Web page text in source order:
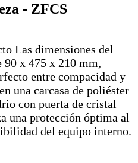
- ZFCS
Las dimensiones del
x 475 x 210 mm,
entre compacidad y
una carcasa de poliéster
con puerta de cristal
una protección óptima al
del equipo interno.